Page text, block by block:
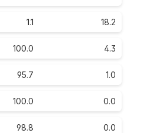
1.1 18.2
100.0 4.3
95.7 1.0
100.0 0.0
98.8 0.0